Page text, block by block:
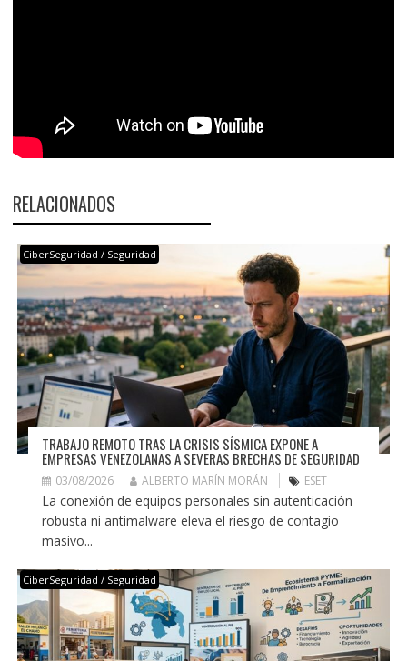
RELACIONADOS
CiberSeguridad / Seguridad
TRABAJO REMOTO TRAS LA CRISIS SÍSMICA EXPONE A
EMPRESAS VENEZOLANAS A SEVERAS BRECHAS DE SEGURIDAD
03/08/2026 ALBERTO MARÍN MORÁN ESET
La conexión de equipos personales sin autenticación
robusta ni antimalware eleva el riesgo de contagio
masivo...
CiberSeguridad / Seguridad